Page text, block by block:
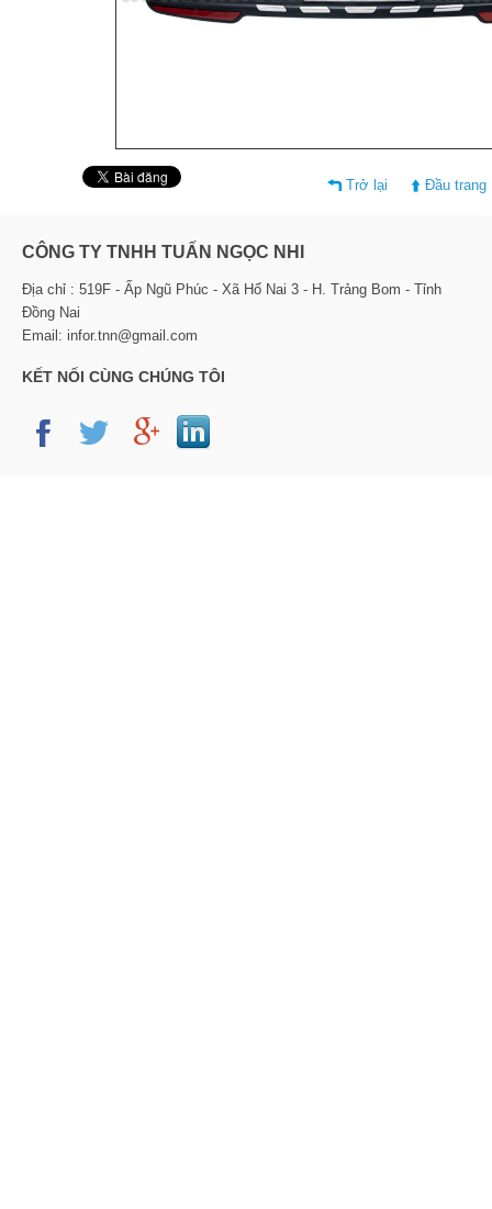
Trở lại Đầu trang
CÔNG TY TNHH TUẤN NGỌC NHI
Địa chỉ : 519F - Ấp Ngũ Phúc - Xã Hố Nai 3 - H. Trảng Bom - Tỉnh
Đồng Nai
Email: infor.tnn@gmail.com
KẾT NỐI CÙNG CHÚNG TÔI